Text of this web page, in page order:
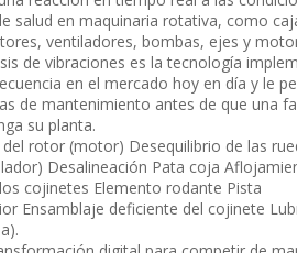
salud en maquinaria rotativa, como
ventiladores, bombas, ejes y
de vibraciones es la tecnología
en el mercado hoy en día y le
de mantenimiento antes de que una
su planta.
rotor (motor) Desequilibrio de las
Desalineación Pata coja
cojinetes Elemento rodante Pista
Ensamblaje deficiente del cojinete